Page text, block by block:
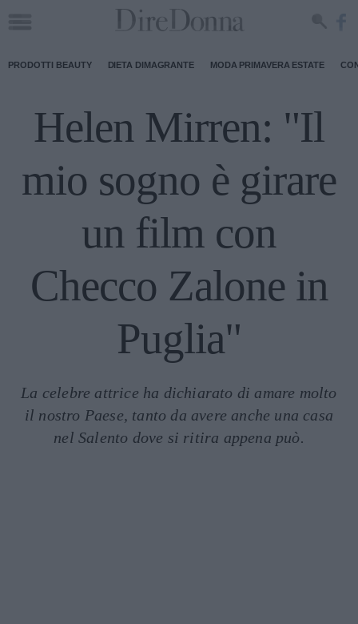
PRODOTTI BEAUTY DIETA DIMAGRANTE MODA PRIMAVERA ESTATE
Helen Mirren: "Il
mio sogno è girare
un film con
Checco Zalone in
Puglia"
La celebre attrice ha dichiarato di amare molto
il nostro Paese, tanto da avere anche una casa
nel Salento dove si ritira appena può.